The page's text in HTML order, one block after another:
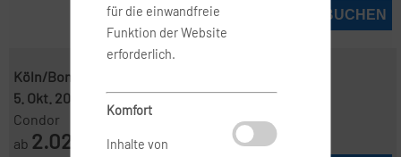
JETZT BUCHEN
Köln/Bonn ( QKL )
5. Okt. 2026
22. Okt. 2026
Condor
ab 2.025
für die einwandfreie
Funktion der Website
erforderlich.
Komfort
Inhalte von